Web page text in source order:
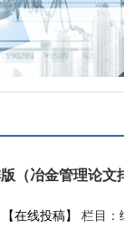
（冶金管理论文
【在线投稿】 栏目：